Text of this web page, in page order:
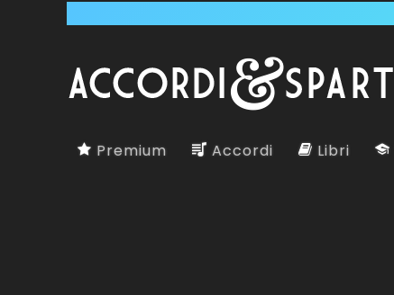
Premium Accordi Libri